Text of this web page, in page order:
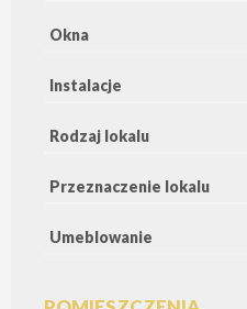
Okna
Instalacje
Rodzaj lokalu
Przeznaczenie lokalu
Umeblowanie